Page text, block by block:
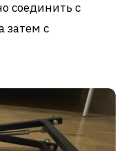
соединить с
с